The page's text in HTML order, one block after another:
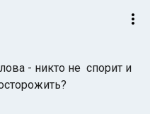
- никто не спорит и